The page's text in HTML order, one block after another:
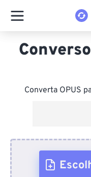
Converta OPUS